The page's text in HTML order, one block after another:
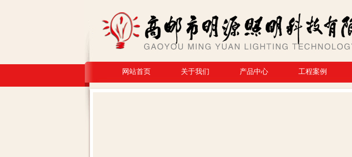
网站首页 关于我们 产品中心 工程案例